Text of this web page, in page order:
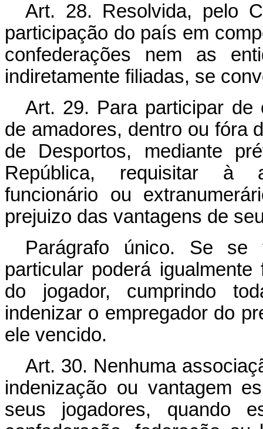
Art. 28. Resolvida, pelo
participação do país em
confederações nem as
indiretamente filiadas, se
Art. 29. Para participar de
de amadores, dentro ou fóra
de Desportos, mediante
República, requisitar à
funcionário ou
prejuizo das vantagens de
Parágrafo único. Se se
particular poderá
do jogador, cumprindo
indenizar o empregador do
ele vencido.
Art. 30. Nenhuma
indenização ou vantagem
seus jogadores, quando